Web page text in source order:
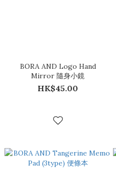
BORA AND Logo Hand
Mirror 隨身小鏡
HK$45.00